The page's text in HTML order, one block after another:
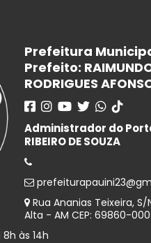
Prefeitura
Prefeito:
RODRIGUES
Administrador do
RIBEIRO DE SOUZA
Rua Ananias Teixeira,
Alta - AM CEP: 69860-000
às 14h